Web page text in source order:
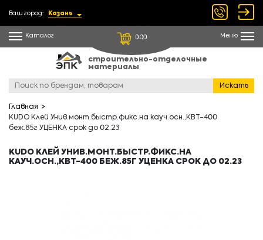
Ваш город: Казань
Каталог 0.00 Меню
строительно-отделочные
материалы
Искать
Главная
KUDO Клей Унив.монт.быстр.фикс.на кауч.осн.,KBT-400
беж.85г УЦЕНКА срок до 02.23
KUDO КЛЕЙ УНИВ.МОНТ.БЫСТР.ФИКС.НА
КАУЧ.ОСН.,KBT-400 БЕЖ.85Г УЦЕНКА СРОК ДО 02.23